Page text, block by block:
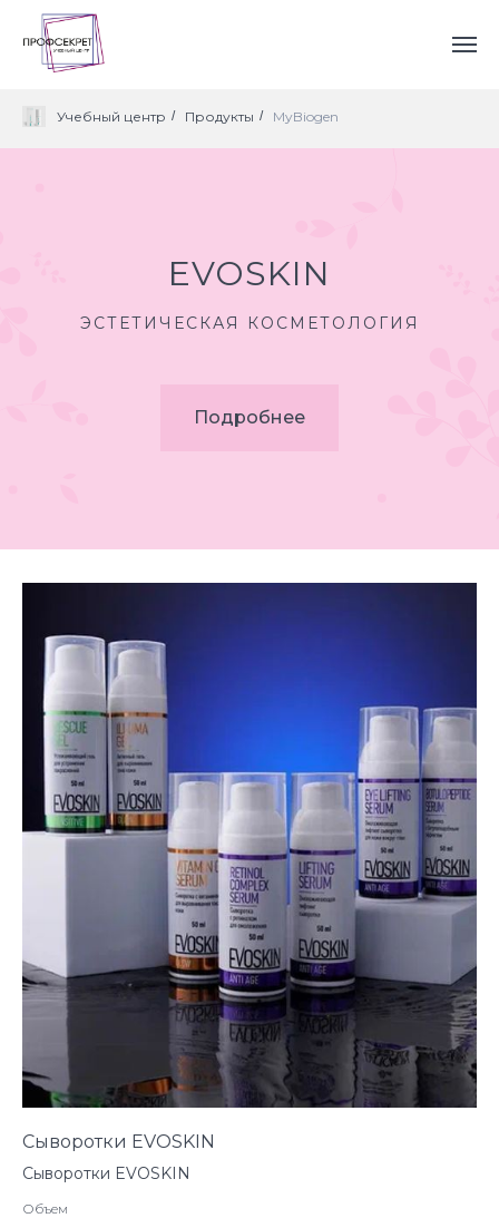
Учебный центр / Продукты / MyBiogen
EVOSKIN
ЭСТЕТИЧЕСКАЯ КОСМЕТОЛОГИЯ
Подробнее
Сыворотки EVOSKIN
Сыворотки EVOSKIN
Объем